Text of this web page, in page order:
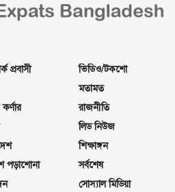
প্রবাসী
কর্ণার
পড়াশোনা
ভিডিও/টকশো
মতামত
রাজনীতি
লিড নিউজ
শিক্ষাঙ্গন
সর্বশেষ
সোস্যাল মিডিয়া